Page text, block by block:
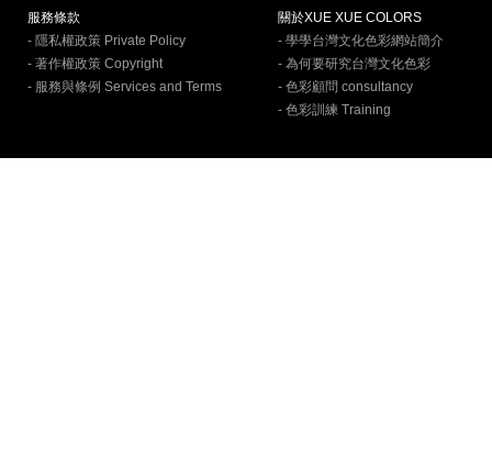
服務條款
- 隱私權政策 Private Policy
- 著作權政策 Copyright
- 服務與條例 Services and Terms
關於XUE XUE COLORS
- 學學台灣文化色彩網站簡介
- 為何要研究台灣文化色彩
- 色彩顧問 consultancy
- 色彩訓練 Training